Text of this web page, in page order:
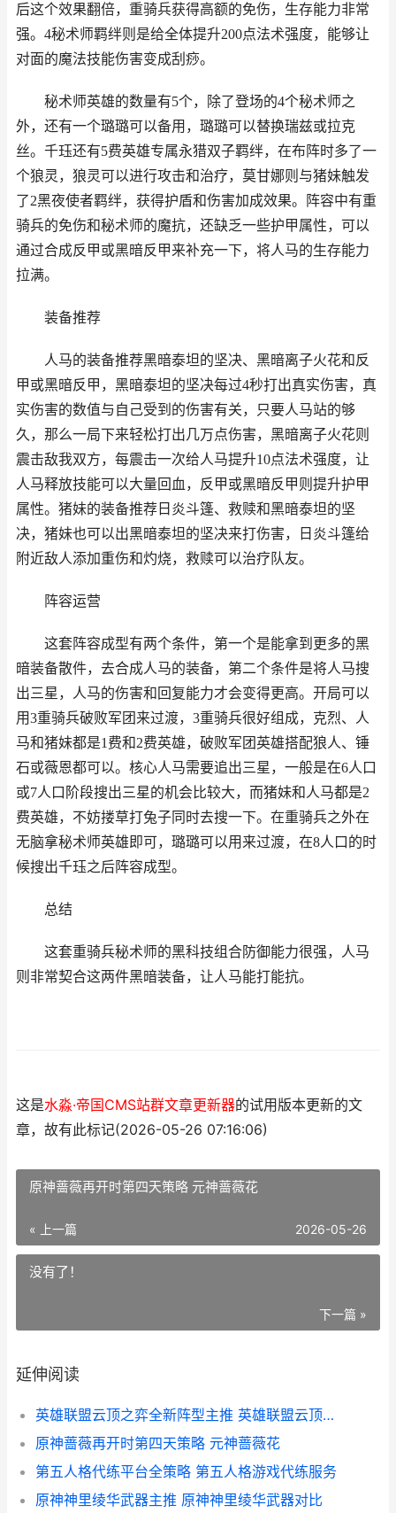
后这个效果翻倍，重骑兵获得高额的免伤，生存能力非常
强。4秘术师羁绊则是给全体提升200点法术强度，能够让
对面的魔法技能伤害变成刮痧。
秘术师英雄的数量有5个，除了登场的4个秘术师之
外，还有一个璐璐可以备用，璐璐可以替换瑞兹或拉克
丝。千珏还有5费英雄专属永猎双子羁绊，在布阵时多了一
个狼灵，狼灵可以进行攻击和治疗，莫甘娜则与猪妹触发
了2黑夜使者羁绊，获得护盾和伤害加成效果。阵容中有重
骑兵的免伤和秘术师的魔抗，还缺乏一些护甲属性，可以
通过合成反甲或黑暗反甲来补充一下，将人马的生存能力
拉满。
装备推荐
人马的装备推荐黑暗泰坦的坚决、黑暗离子火花和反
甲或黑暗反甲，黑暗泰坦的坚决每过4秒打出真实伤害，真
实伤害的数值与自己受到的伤害有关，只要人马站的够
久，那么一局下来轻松打出几万点伤害，黑暗离子火花则
震击敌我双方，每震击一次给人马提升10点法术强度，让
人马释放技能可以大量回血，反甲或黑暗反甲则提升护甲
属性。猪妹的装备推荐日炎斗篷、救赎和黑暗泰坦的坚
决，猪妹也可以出黑暗泰坦的坚决来打伤害，日炎斗篷给
附近敌人添加重伤和灼烧，救赎可以治疗队友。
阵容运营
这套阵容成型有两个条件，第一个是能拿到更多的黑
暗装备散件，去合成人马的装备，第二个条件是将人马搜
出三星，人马的伤害和回复能力才会变得更高。开局可以
用3重骑兵破败军团来过渡，3重骑兵很好组成，克烈、人
马和猪妹都是1费和2费英雄，破败军团英雄搭配狼人、锤
石或薇恩都可以。核心人马需要追出三星，一般是在6人口
或7人口阶段搜出三星的机会比较大，而猪妹和人马都是2
费英雄，不妨搂草打兔子同时去搜一下。在重骑兵之外在
无脑拿秘术师英雄即可，璐璐可以用来过渡，在8人口的时
候搜出千珏之后阵容成型。
总结
这套重骑兵秘术师的黑科技组合防御能力很强，人马
则非常契合这两件黑暗装备，让人马能打能抗。
这是水淼·帝国CMS站群文章更新器的试用版本更新的文
章，故有此标记(2026-05-26 07:16:06)
原神蔷薇再开时第四天策略 元神蔷薇花
« 上一篇 2026-05-26
没有了！
下一篇 »
延伸阅读
英雄联盟云顶之弈全新阵型主推 英雄联盟云顶之弈最低配置
原神蔷薇再开时第四天策略 元神蔷薇花
第五人格代练平台全策略 第五人格游戏代练服务
原神神里绫华武器主推 原神神里绫华武器对比